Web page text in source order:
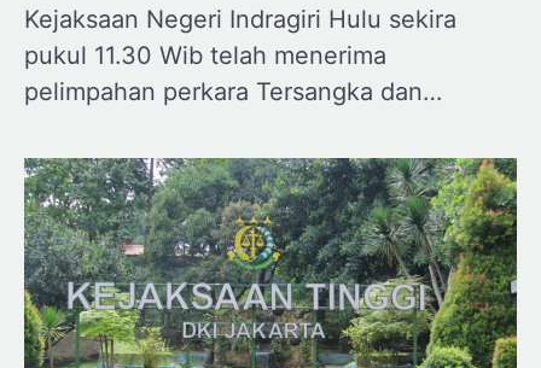
Kejaksaan Negeri Indragiri Hulu sekira
pukul 11.30 Wib telah menerima
pelimpahan perkara Tersangka dan…